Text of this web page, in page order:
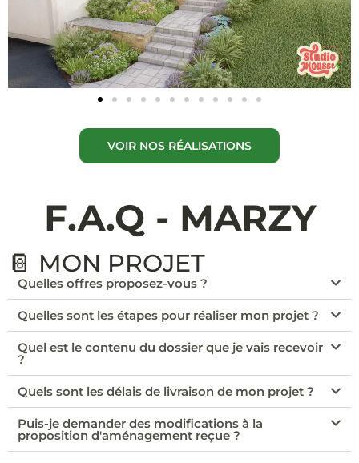
VOIR NOS RÉALISATIONS
F.A.Q - MARZY
📔 MON PROJET
Quelles offres proposez-vous ?
Quelles sont les étapes pour réaliser mon projet ?
Quel est le contenu du dossier que je vais recevoir
?
Quels sont les délais de livraison de mon projet ?
Puis-je demander des modifications à la
proposition d'aménagement reçue ?